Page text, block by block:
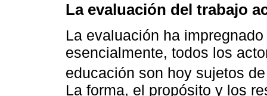
La evaluación del trabajo
La evaluación ha
esencialmente, todos los
educación son hoy sujetos
La forma, el propósito y los